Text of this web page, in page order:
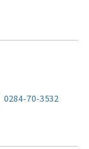
0284-70-3532